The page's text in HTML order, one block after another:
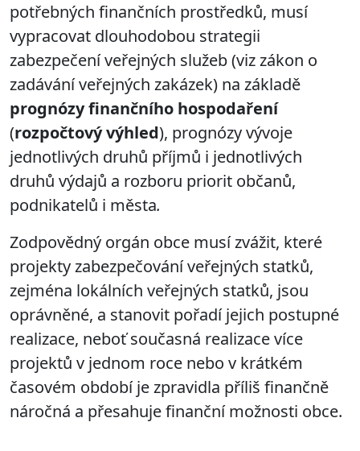
potřebných finančních prostředků, musí
vypracovat dlouhodobou strategii
zabezpečení veřejných služeb (viz zákon o
zadávání veřejných zakázek) na základě
prognózy finančního hospodaření
(rozpočtový výhled), prognózy vývoje
jednotlivých druhů příjmů i jednotlivých
druhů výdajů a rozboru priorit občanů,
podnikatelů i města.
Zodpovědný orgán obce musí zvážit, které
projekty zabezpečování veřejných statků,
zejména lokálních veřejných statků, jsou
oprávněné, a stanovit pořadí jejich postupné
realizace, neboť současná realizace více
projektů v jednom roce nebo v krátkém
časovém období je zpravidla příliš finančně
náročná a přesahuje finanční možnosti obce.